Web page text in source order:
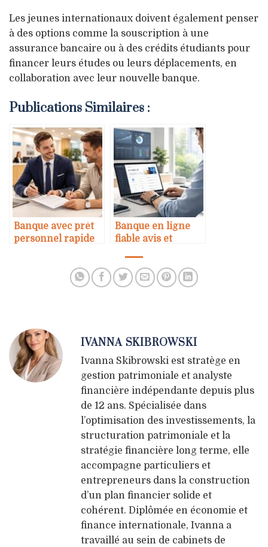
Les jeunes internationaux doivent également penser
à des options comme la souscription à une
assurance bancaire ou à des crédits étudiants pour
financer leurs études ou leurs déplacements, en
collaboration avec leur nouvelle banque.
Publications Similaires :
Banque avec prêt
personnel rapide
Banque en ligne
fiable avis et
IVANNA SKIBROWSKI
Ivanna Skibrowski est stratège en
gestion patrimoniale et analyste
financière indépendante depuis plus
de 12 ans. Spécialisée dans
l’optimisation des investissements, la
structuration patrimoniale et la
stratégie financière long terme, elle
accompagne particuliers et
entrepreneurs dans la construction
d’un plan financier solide et
cohérent. Diplômée en économie et
finance internationale, Ivanna a
travaillé au sein de cabinets de